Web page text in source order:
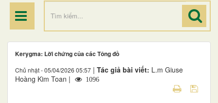
Kerygma: Lời chứng của các Tông đồ
Chủ nhật - 05/04/2026 05:57 | Tác giả bài viết: L.m Giuse
Hoàng Kim Toan |
1096